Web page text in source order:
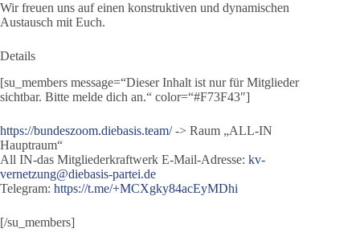
Wir freuen uns auf einen konstruktiven und dynamischen
Austausch mit Euch.
Details
[su_members message=“Dieser Inhalt ist nur für Mitglieder
sichtbar. Bitte melde dich an.“ color=“#F73F43″]
https://bundeszoom.diebasis.team/-> Raum „ALL-IN
Hauptraum“
All IN-das Mitgliederkraftwerk E-Mail-Adresse: kv-
vernetzung@diebasis-partei.de
Telegram: https://t.me/+MCXgky84acEyMDhi
[/su_members]